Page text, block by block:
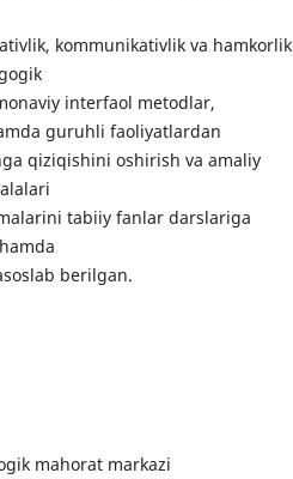
kommunikativlik va hamkorlik
interfaol metodlar,
guruhli faoliyatlardan
qiziqishini oshirish va amaliy
tabiiy fanlar darslariga
berilgan.
mahorat markazi